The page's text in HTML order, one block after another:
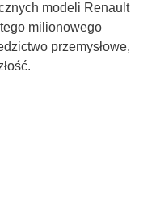
modeli Renault
milionowego
przemysłowe,